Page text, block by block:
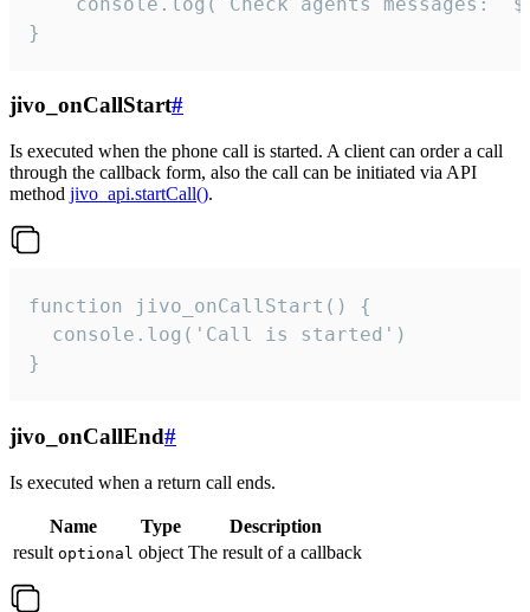
}
jivo_onCallStart#
Is executed when the phone call is started. A client can order a call
through the callback form, also the call can be initiated via API
method jivo_api.startCall().
function jivo_onCallStart() {
  console.log('Call is started')
}
jivo_onCallEnd#
Is executed when a return call ends.
Name Type
Description
result optional object The result of a callback